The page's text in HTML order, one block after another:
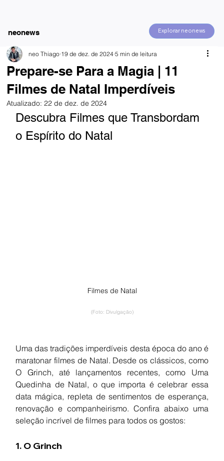
Explorar neonews
neonews
Prepare-se Para a Magia | 11
Filmes de Natal Imperdíveis
neo Thiago 19 de dez. de 2024 5 min de leitura
Atualizado: 22 de dez. de 2024
Descubra Filmes que Transbordam
o Espírito do Natal
Filmes de Natal
(Foto: Divulgação)
Uma das tradições imperdíveis desta época do ano é
maratonar filmes de Natal. Desde os clássicos, como
O Grinch, até lançamentos recentes, como Uma
Quedinha de Natal, o que importa é celebrar essa
data mágica, repleta de sentimentos de esperança,
renovação e companheirismo. Confira abaixo uma
seleção incrível de filmes para todos os gostos:
1. O Grinch